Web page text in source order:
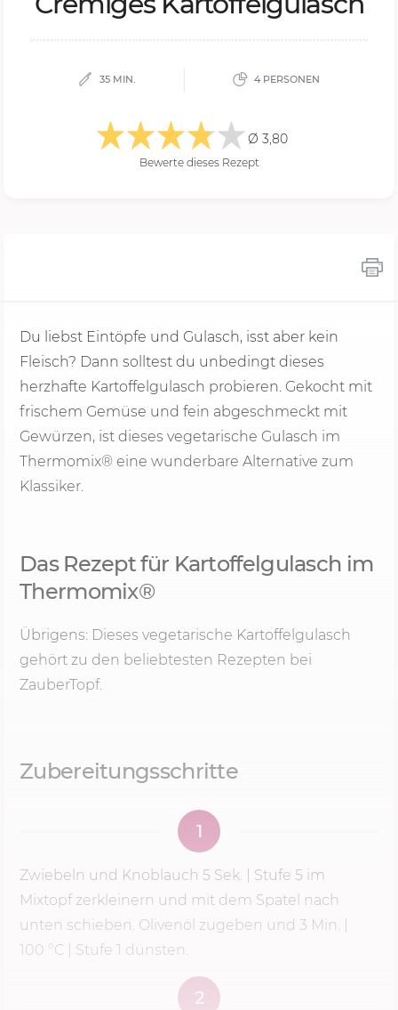
35 MIN. 4 PERSONEN
Ø 3,80
Bewerte dieses Rezept
Du liebst Eintöpfe und Gulasch, isst aber kein
Fleisch? Dann solltest du unbedingt dieses
herzhafte Kartoffelgulasch probieren. Gekocht mit
frischem Gemüse und fein abgeschmeckt mit
Gewürzen, ist dieses vegetarische Gulasch im
Thermomix® eine wunderbare Alternative zum
Klassiker.
Das Rezept für Kartoffelgulasch im
Thermomix®
Übrigens: Dieses vegetarische Kartoffelgulasch
gehört zu den beliebtesten Rezepten bei
ZauberTopf.
Zubereitungsschritte
1
Zwiebeln und Knoblauch 5 Sek. Stufe 5 im
Mixtopf zerkleinern und mit dem Spatel nach
unten schieben. Olivenöl zugeben und 3 Min.
100 °C | Stufe 1 dünsten.
2